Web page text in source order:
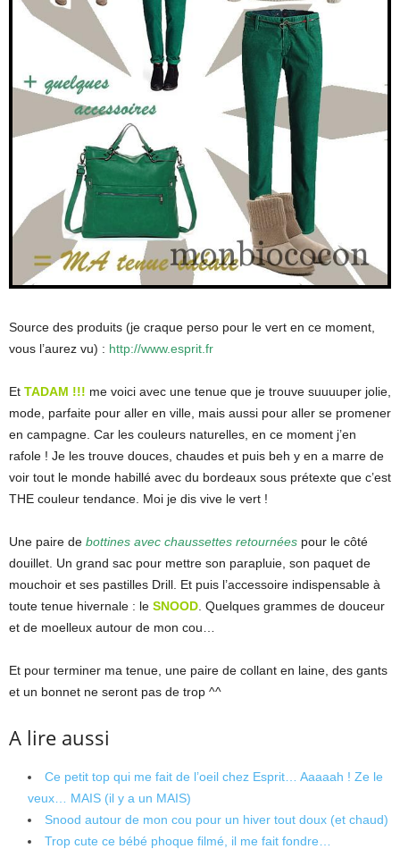
Source des produits (je craque perso pour le vert en ce moment,
vous l’aurez vu) : http://www.esprit.fr
Et TADAM !!! me voici avec une tenue que je trouve suuuuper jolie,
mode, parfaite pour aller en ville, mais aussi pour aller se promener
en campagne. Car les couleurs naturelles, en ce moment j’en
rafole ! Je les trouve douces, chaudes et puis beh y en a marre de
voir tout le monde habillé avec du bordeaux sous prétexte que c’est
THE couleur tendance. Moi je dis vive le vert !
Une paire de bottines avec chaussettes retournées pour le côté
douillet. Un grand sac pour mettre son parapluie, son paquet de
mouchoir et ses pastilles Drill. Et puis l’accessoire indispensable à
toute tenue hivernale : le SNOOD . Quelques grammes de douceur
et de moelleux autour de mon cou…
Et pour terminer ma tenue, une paire de collant en laine, des gants
et un bonnet ne seront pas de trop ^^
A lire aussi
Ce petit top qui me fait de l’oeil chez Esprit… Aaaaah ! Ze le
veux… MAIS (il y a un MAIS)
Snood autour de mon cou pour un hiver tout doux (et chaud)
Trop cute ce bébé phoque filmé, il me fait fondre…